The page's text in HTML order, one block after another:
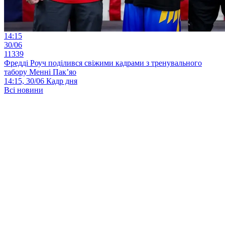
14:15
30/06
11339
Фредді Роуч поділився свіжими кадрами з тренувального
табору Менні Пак’яо
14:15, 30/06 Кадр дня
Всі новини